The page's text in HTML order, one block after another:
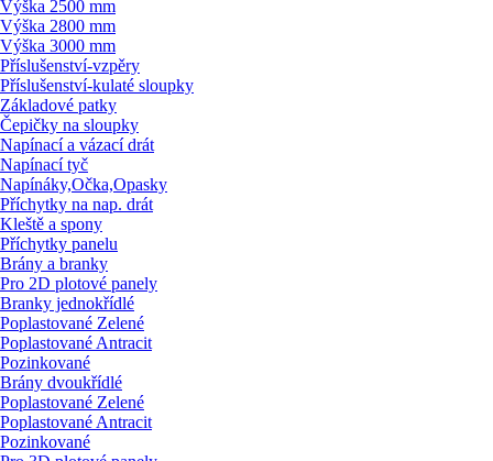
Výška 2500 mm
Výška 2800 mm
Výška 3000 mm
Příslušenství-vzpěry
Příslušenství-kulaté sloupky
Základové patky
Čepičky na sloupky
Napínací a vázací drát
Napínací tyč
Napínáky,Očka,Opasky
Příchytky na nap. drát
Kleště a spony
Příchytky panelu
Brány a branky
Pro 2D plotové panely
Branky jednokřídlé
Poplastované Zelené
Poplastované Antracit
Pozinkované
Brány dvoukřídlé
Poplastované Zelené
Poplastované Antracit
Pozinkované